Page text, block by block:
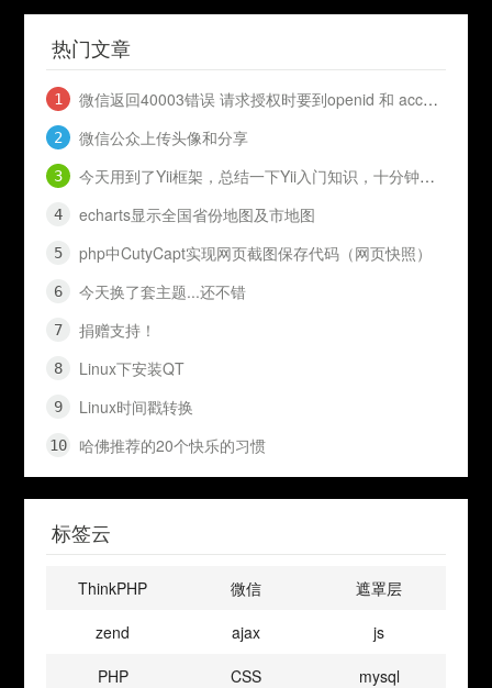
热门文章
微信返回40003错误 请求授权时要到openid 和 access_token
微信公众上传头像和分享
今天用到了Yii框架，总结一下Yii入门知识，十分钟入门Yii
echarts显示全国省份地图及市地图
php中CutyCapt实现网页截图保存代码（网页快照）
今天换了套主题...还不错
捐赠支持！
Linux下安装QT
Linux时间戳转换
哈佛推荐的20个快乐的习惯
标签云
ThinkPHP 微信
遮罩层
zend
ajax
js
PHP
CSS
mysql